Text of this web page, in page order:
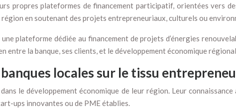
propres plateformes de financement participatif, orientées vers
en soutenant des projets entrepreneuriaux, culturels ou
une plateforme dédiée au financement de projets d’énergies
la banque, ses clients, et le développement économique régional.
locales sur le tissu
le développement économique de leur région. Leur
ups innovantes ou de PME établies.